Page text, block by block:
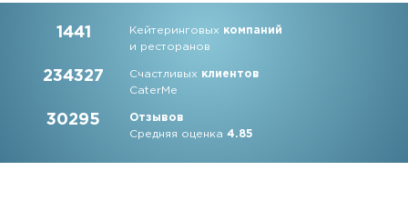
1441 Кейтеринговых компаний
и ресторанов
234327 Счастливых клиентов
CaterMe
30295
Отзывов
Средняя оценка4.85